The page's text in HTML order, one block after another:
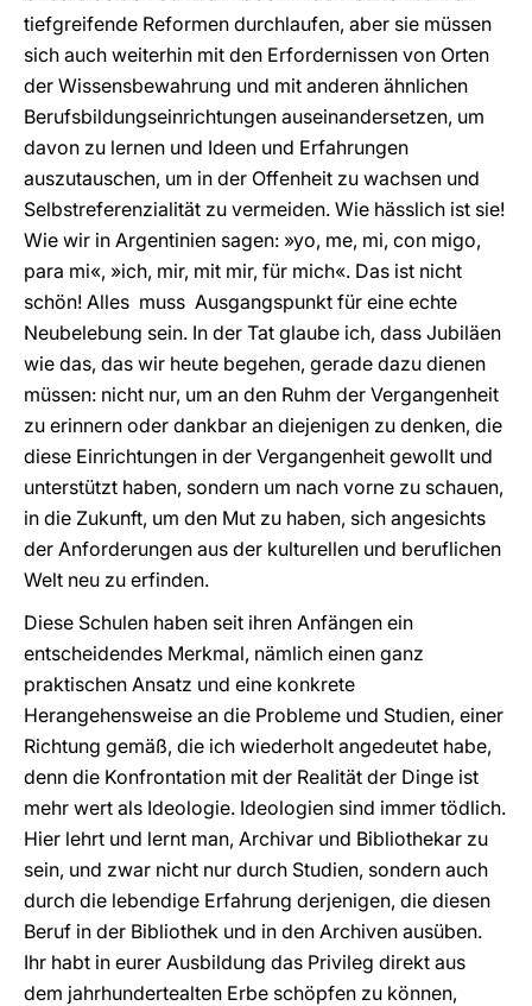
tiefgreifende Reformen durchlaufen, aber sie müssen
sich auch weiterhin mit den Erfordernissen von Orten
der Wissensbewahrung und mit anderen ähnlichen
Berufsbildungseinrichtungen auseinandersetzen, um
davon zu lernen und Ideen und Erfahrungen
auszutauschen, um in der Offenheit zu wachsen und
Selbstreferenzialität zu vermeiden. Wie hässlich ist sie!
Wie wir in Argentinien sagen: »yo, me, mi, con migo,
para mi«, »ich, mir, mit mir, für mich«. Das ist nicht
schön! Alles muss Ausgangspunkt für eine echte
Neubelebung sein. In der Tat glaube ich, dass Jubiläen
wie das, das wir heute begehen, gerade dazu dienen
müssen: nicht nur, um an den Ruhm der Vergangenheit
zu erinnern oder dankbar an diejenigen zu denken, die
diese Einrichtungen in der Vergangenheit gewollt und
unterstützt haben, sondern um nach vorne zu schauen,
in die Zukunft, um den Mut zu haben, sich angesichts
der Anforderungen aus der kulturellen und beruflichen
Welt neu zu erfinden.
Diese Schulen haben seit ihren Anfängen ein
entscheidendes Merkmal, nämlich einen ganz
praktischen Ansatz und eine konkrete
Herangehensweise an die Probleme und Studien, einer
Richtung gemäß, die ich wiederholt angedeutet habe,
denn die Konfrontation mit der Realität der Dinge ist
mehr wert als Ideologie. Ideologien sind immer tödlich.
Hier lehrt und lernt man, Archivar und Bibliothekar zu
sein, und zwar nicht nur durch Studien, sondern auch
durch die lebendige Erfahrung derjenigen, die diesen
Beruf in der Bibliothek und in den Archiven ausüben.
Ihr habt in eurer Ausbildung das Privileg direkt aus
dem jahrhundertealten Erbe schöpfen zu können,